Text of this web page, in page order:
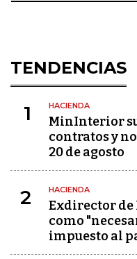
TENDENCIAS
1 HACIENDA
MinInterior
contratos y
20 de agosto
2 HACIENDA
Exdirector
como
impuesto al